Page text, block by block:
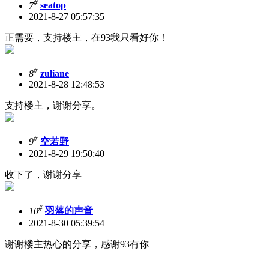
7# seatop
2021-8-27 05:57:35
正需要，支持楼主，在93我只看好你！
8# zuliane
2021-8-28 12:48:53
支持楼主，谢谢分享。
9# 空若野
2021-8-29 19:50:40
收下了，谢谢分享
10# 羽落的声音
2021-8-30 05:39:54
谢谢楼主热心的分享，感谢93有你